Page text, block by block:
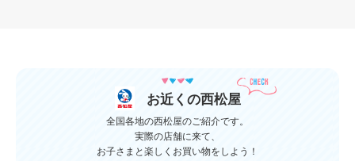
ベビーカー
おむつ 出産準備
遊ぶ 夏 イヤイヤ期
お近くの西松屋
全国各地の西松屋のご紹介です。
実際の店舗に来て、
お子さまと楽しくお買い物をしよう！